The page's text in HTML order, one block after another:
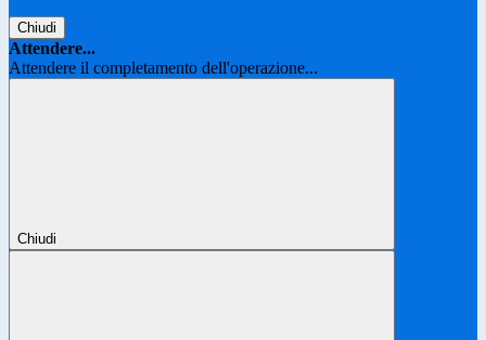
Chiudi
Attendere...
Attendere il completamento dell'operazione...
Chiudi